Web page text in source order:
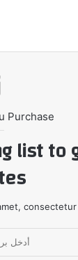
Purchase
list to
consectetur.